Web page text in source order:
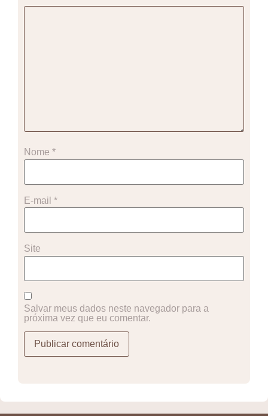
Nome *
E-mail *
Site
Salvar meus dados neste navegador para a
próxima vez que eu comentar.